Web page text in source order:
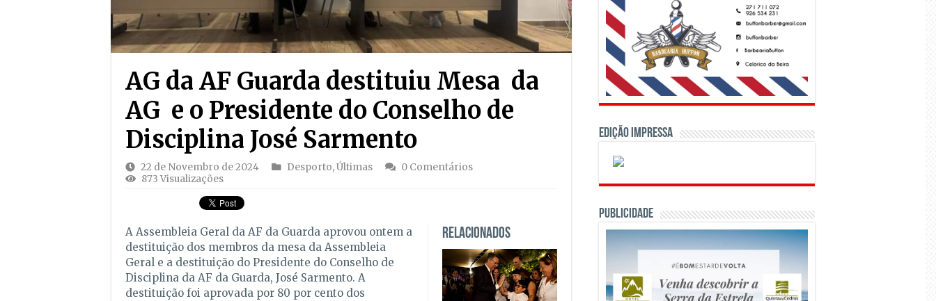
AG da AF Guarda destituiu Mesa da
AG e o Presidente do Conselho de
Disciplina José Sarmento
22 de Novembro de 2024 Desporto,Últimas
0 Comentários
873 Visualizações
Relacionados
A Assembleia Geral da AF da Guarda aprovou ontem a
destituição dos membros da mesa da Assembleia
Geral e a destituição do Presidente do Conselho de
Disciplina da AF da Guarda, José Sarmento. A
destituição foi aprovada por 80 por cento dos
Edição Impressa
PUBLICIDADE